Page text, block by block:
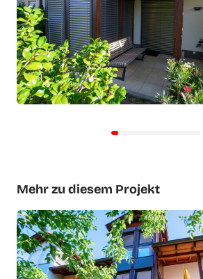
Mehr zu diesem Projekt